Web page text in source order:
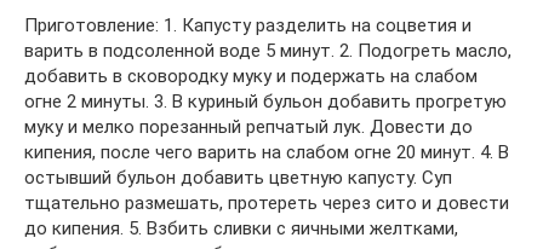
Приготовление: 1. Капусту разделить на соцветия и
варить в подсоленной воде 5 минут. 2. Подогреть масло,
добавить в сковородку муку и подержать на слабом
огне 2 минуты. 3. В куриный бульон добавить прогретую
муку и мелко порезанный репчатый лук. Довести до
кипения, после чего варить на слабом огне 20 минут. 4. В
остывший бульон добавить цветную капусту. Суп
тщательно размешать, протереть через сито и довести
до кипения. 5. Взбить сливки с яичными желтками,